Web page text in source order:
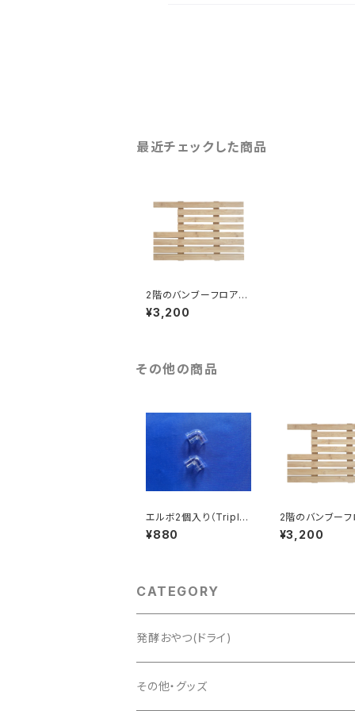
最近チェックした商品
2階のバンブーフロア
（チンチラパレス専用）
¥3,200
その他の商品
エルボ2個入り（Triple
Feeder用）
¥880
2階のバンブー
（チンチラパレス
¥3,200
CATEGORY
発酵おやつ(ドライ)
その他・グッズ